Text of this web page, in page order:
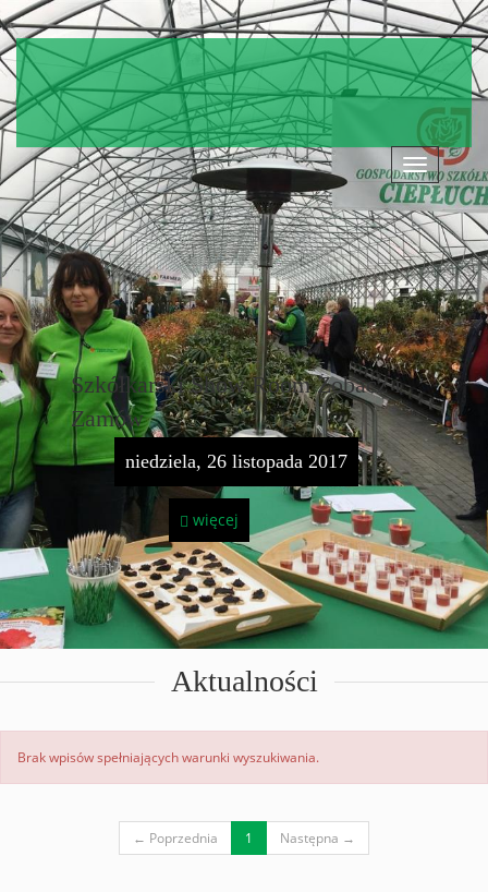
Nawigacja
Szkółkarski Show Room Zobacz i
Zamów
niedziela, 26 listopada 2017
więcej
Aktualności
Brak wpisów spełniających warunki wyszukiwania.
← Poprzednia 1 (current)Następna →